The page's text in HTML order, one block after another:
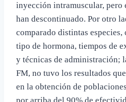
inyección intramuscular, pero
han descontinuado. Por otro
comparado distintas
tipo de hormona, tiempos de
y técnicas de administración;
FM, no tuvo los resultados
en la obtención de